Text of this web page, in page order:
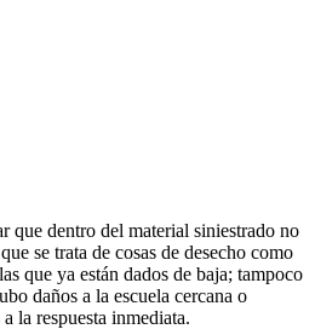
que dentro del material siniestrado no
se trata de cosas de desecho como
que ya están dados de baja; tampoco
daños a la escuela cercana o
la respuesta inmediata.